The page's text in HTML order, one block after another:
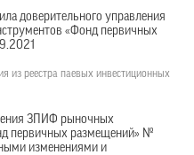
доверительного управления
«Фонд первичных
из реестра паевых инвестиционных
ЗПИФ рыночных
первичных размещений» №
изменениями и